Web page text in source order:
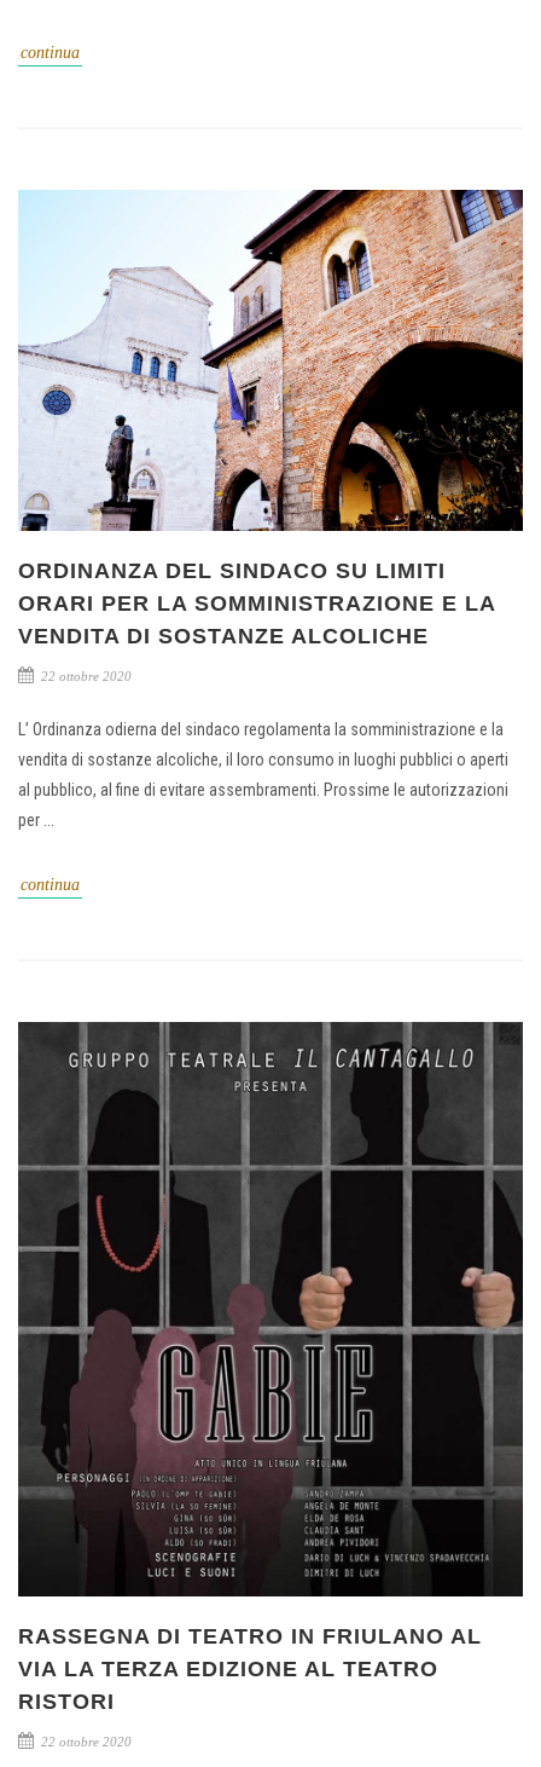
continua
ORDINANZA DEL SINDACO SU LIMITI
ORARI PER LA SOMMINISTRAZIONE E LA
VENDITA DI SOSTANZE ALCOLICHE
22 ottobre 2020
L’ Ordinanza odierna del sindaco regolamenta la somministrazione e la
vendita di sostanze alcoliche, il loro consumo in luoghi pubblici o aperti
al pubblico, al fine di evitare assembramenti. Prossime le autorizzazioni
per ...
continua
RASSEGNA DI TEATRO IN FRIULANO AL
VIA LA TERZA EDIZIONE AL TEATRO
RISTORI
22 ottobre 2020